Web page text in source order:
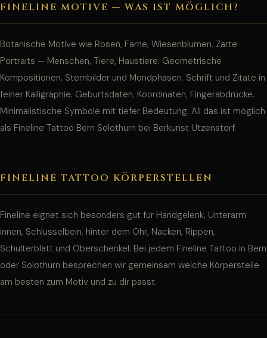
FINELINE MOTIVE — WAS IST MÖGLICH?
Botanische Motive wie Rosen, Farne, Wiesenblumen. Zarte
Portraits — Menschen, Tiere, Haustiere. Geometrische
Kompositionen. Sternbilder und Mondphasen. Schrift und Zitate in
feiner Kalligraphie. Geburtsdaten, Koordinaten, Fingerabdrücke.
Minimalistische Symbole mit tiefer Bedeutung. All das ist möglich
als Fineline Tattoo Bern Solothurn bei Berkunst Utzenstorf.
FINELINE TATTOO KÖRPERSTELLEN
Fineline eignet sich besonders gut für Handgelenk, Unterarm
innen, Schlüsselbein, hinter dem Ohr, Nacken, Rippen,
Schulterblatt und Oberschenkel. Bei jedem Fineline Tattoo in Bern
oder Solothurn besprechen wir gemeinsam welche Körperstelle
am besten zum Motiv und zu dir passt.